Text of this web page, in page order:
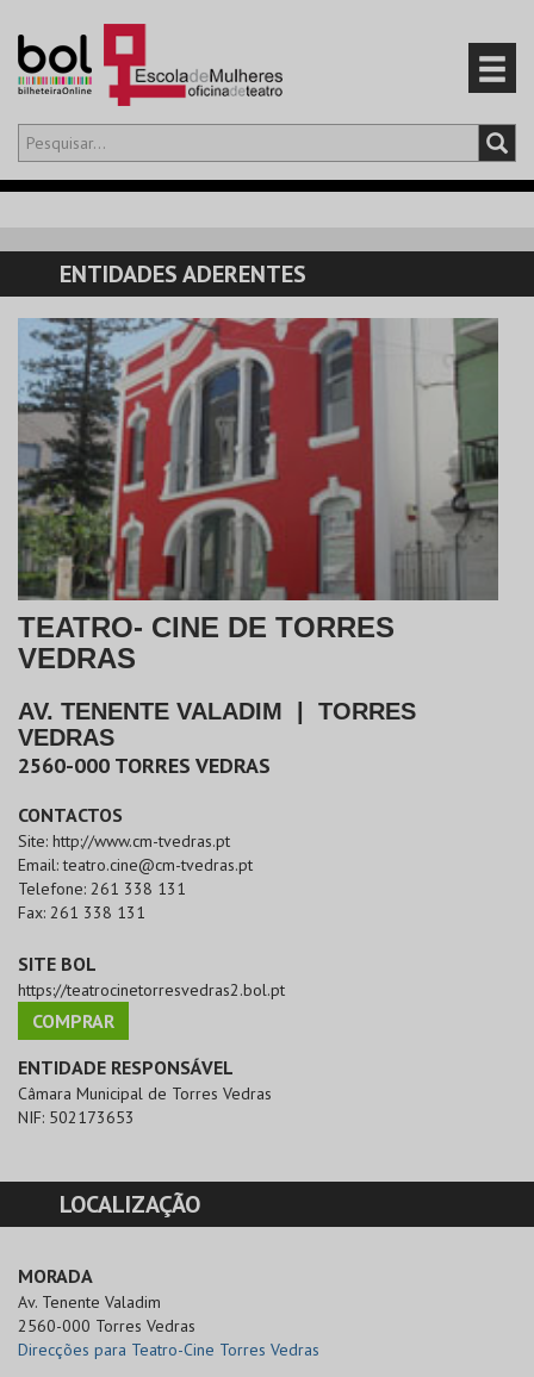
Olá,iniciar sessão
CARRINHO
EVENTOS
CARTÕES
PRODUTOS
ENTIDADES ADERENTES
TEATRO- CINE DE TORRES
VEDRAS
AV. TENENTE VALADIM
TORRES
VEDRAS
2560-000 TORRES VEDRAS
CONTACTOS
Site: http://www.cm-tvedras.pt
Email:teatro.cine@cm-tvedras.pt
Telefone: 261 338 131
Fax: 261 338 131
SITE BOL
https://teatrocinetorresvedras2.bol.pt
COMPRAR
ENTIDADE RESPONSÁVEL
Câmara Municipal de Torres Vedras
NIF: 502173653
LOCALIZAÇÃO
MORADA
Av. Tenente Valadim
2560-000 Torres Vedras
Direcções para Teatro-Cine Torres Vedras